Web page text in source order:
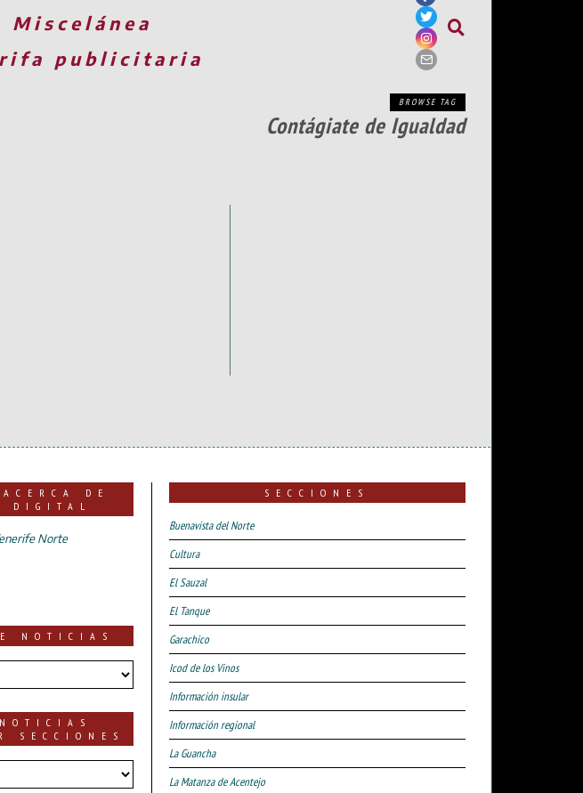
Miscelánea
publicitaria
BROWSE TAG
Contágiate de Igualdad
DE
DIGITAL
Norte
NOTICIAS
SECCIONES
SECCIONES
Buenavista del Norte
Cultura
El Sauzal
El Tanque
Garachico
Icod de los Vinos
Información insular
Información regional
La Guancha
La Matanza de Acentejo